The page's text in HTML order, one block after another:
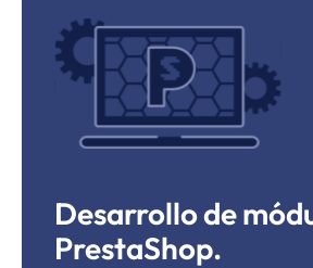
Desarrollo de
PrestaShop.